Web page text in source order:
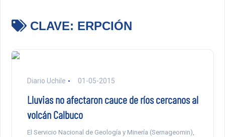
CLAVE: ERPCIÓN
Diario Uchile 01-05-2015
Lluvias no afectaron cauce de ríos cercanos al
volcán Calbuco
El Servicio Nacional de Geología y Minería (Sernageomin),